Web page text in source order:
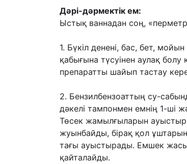
Дəрі-дəрмектік ем:
Ыстық ваннадан соң,
1. Бүкіл денені, бас, бет,
қабығына түсуінен аулақ болу
препаратты шайып тастау
2. Бензилбензоаттың су-
дəкелі тампонмен емнің 1-ші
Төсек жамылғыларын ауыстыру
жуынбайды, бірақ қол
тағы ауыстырады. Емшек
қайталайды.